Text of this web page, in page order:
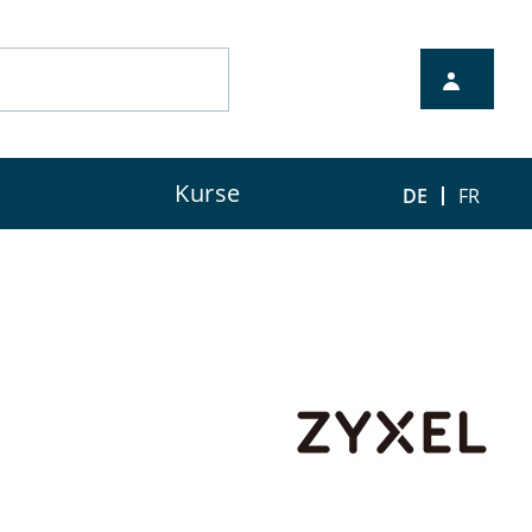
Kurse DE FR
Vertriebspartner.